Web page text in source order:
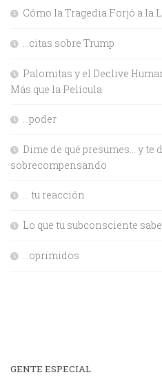
Cómo la Tragedia Forjó a la
…citas sobre Trump
Palomitas y el Declive
Más que la Película
…poder
Dime de qué presumes… y te
sobrecompensando
… tu reacción
Lo que tu subconsciente
…oprimidos
GENTE ESPECIAL